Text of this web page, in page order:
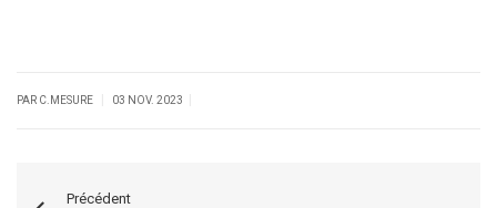
PAR C.MESURE 03 NOV. 2023
Précédent